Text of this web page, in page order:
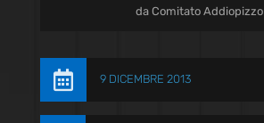
daComitato Addiopizzo
 9 DICEMBRE 2013